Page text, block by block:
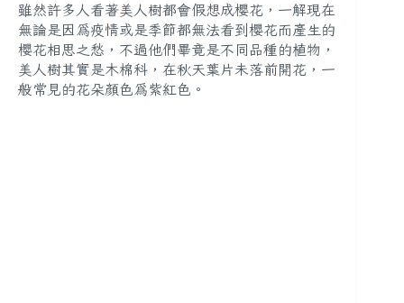
雖然許多人看著美人樹都會假想成櫻花，一解現在
無論是因為疫情或是季節都無法看到櫻花而產生的
櫻花相思之愁，不過他們畢竟是不同品種的植物，
美人樹其實是木棉科，在秋天葉片未落前開花，一
般常見的花朵顏色為紫紅色 。